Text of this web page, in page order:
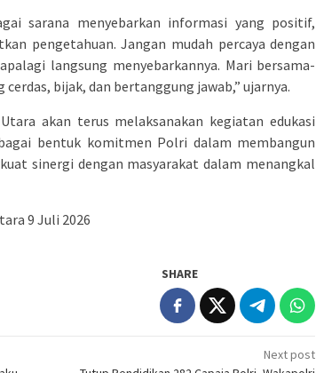
sarana menyebarkan informasi yang positif,
pengetahuan. Jangan mudah percaya dengan
langsung menyebarkannya. Mari bersama-
bijak, dan bertanggung jawab,” ujarnya.
akan terus melaksanakan kegiatan edukasi
bentuk komitmen Polri dalam membangun
sinergi dengan masyarakat dalam menangkal
9 Juli 2026
SHARE
Next post